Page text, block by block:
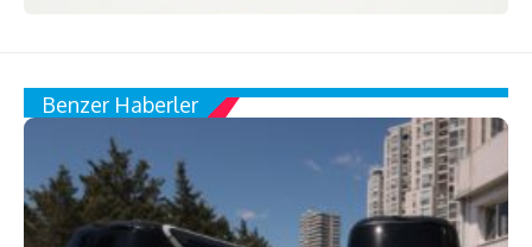
Benzer Haberler